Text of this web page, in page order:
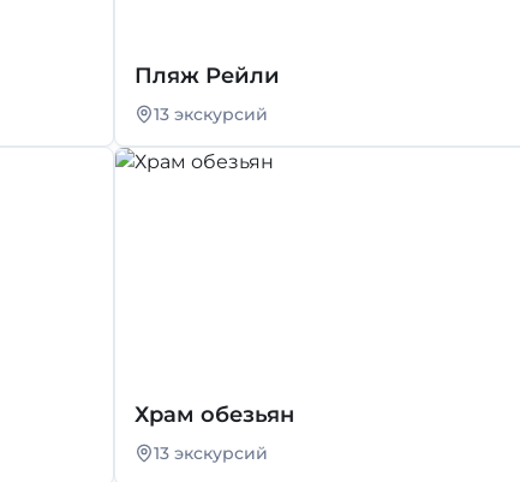
Пляж Рейли
13 экскурсий
Храм обезьян
13 экскурсий